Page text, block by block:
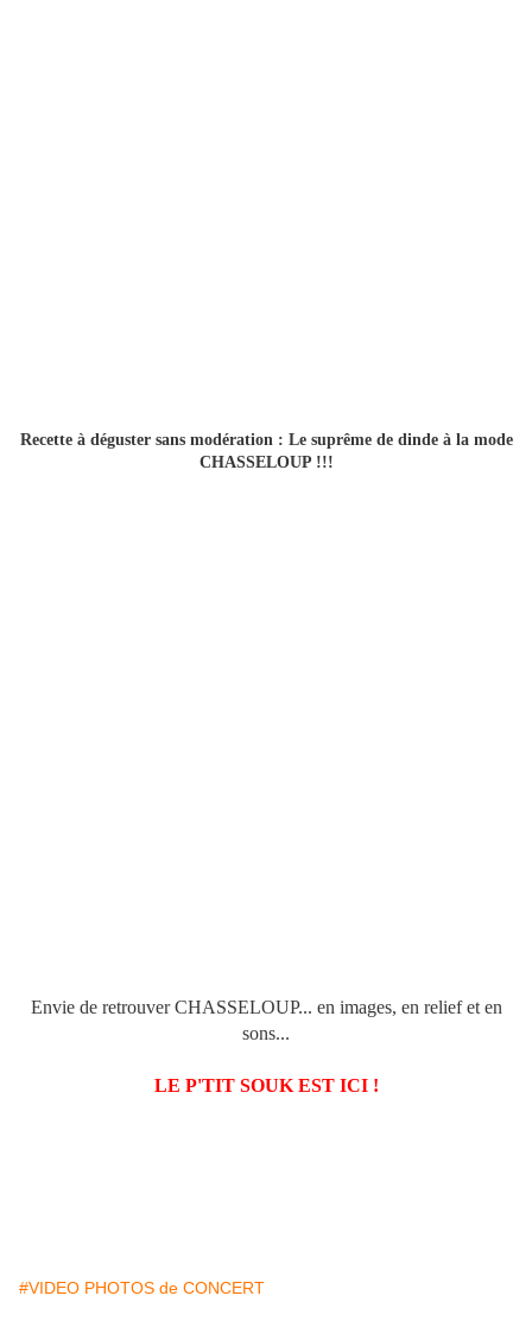
Recette à déguster sans modération : Le suprême de dinde à la mode
CHASSELOUP !!!
Envie de retrouver CHASSELOUP... en images, en relief et en
sons...
LE P'TIT SOUK EST ICI !
#VIDEO PHOTOS de CONCERT